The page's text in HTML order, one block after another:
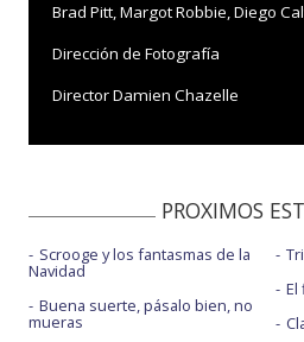
Brad Pitt, Margot Robbie, Diego
Dirección de Fotografía
Director Damien Chazelle
PROXIMOS
Scrooge y los fantasmas de la
Navidad
Buena suerte, pásalo bien, no
mueras
El